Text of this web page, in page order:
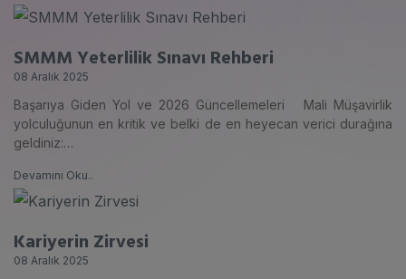
SMMM Yeterlilik Sınavı Rehberi
08 Aralık 2025
Başarıya Giden Yol ve 2026 Güncellemeleri Mali Müşavirlik
yolculuğunun en kritik ve belki de en heyecan verici durağına
geldiniz:…
Devamını Oku..
Kariyerin Zirvesi
08 Aralık 2025